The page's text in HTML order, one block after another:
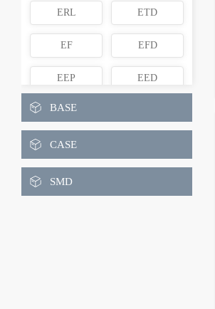
ERL ETD
EF EFD
EEP EED
EI
ET
EIW
BASE
CASE
SMD